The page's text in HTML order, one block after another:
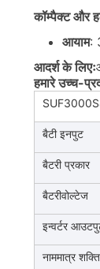
कॉम्पैक्ट और
आयाम:
आदर्श के लिएः
हमारे उच्च-
बैटी इनपुट
बैटरी प्रकार
बैटरीवोल्टेज
इन्वर्टर
नाममात्र शक्ति